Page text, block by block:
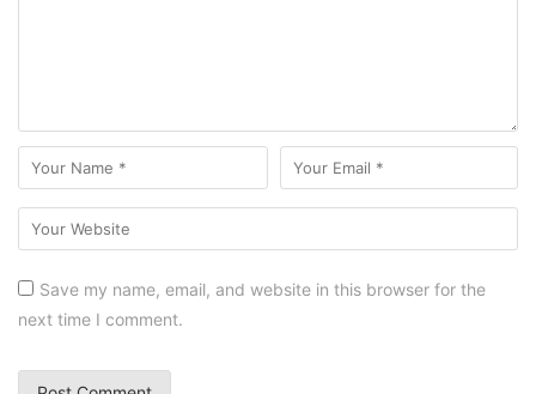
Save my name, email, and website in this browser for the
next time I comment.